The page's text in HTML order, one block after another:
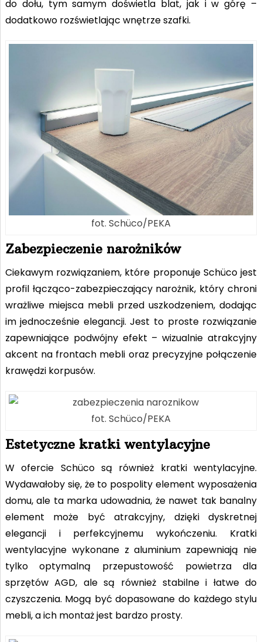
do dołu, tym samym doświetla blat, jak i w górę –
dodatkowo rozświetlając wnętrze szafki.
fot. Schüco/PEKA
Zabezpieczenie narożników
Ciekawym rozwiązaniem, które proponuje Schüco jest
profil łącząco-zabezpieczający narożnik, który chroni
wrażliwe miejsca mebli przed uszkodzeniem, dodając
im jednocześnie elegancji. Jest to proste rozwiązanie
zapewniające podwójny efekt – wizualnie atrakcyjny
akcent na frontach mebli oraz precyzyjne połączenie
krawędzi korpusów.
fot. Schüco/PEKA
Estetyczne kratki wentylacyjne
W ofercie Schüco są również kratki wentylacyjne.
Wydawałoby się, że to pospolity element wyposażenia
domu, ale ta marka udowadnia, że nawet tak banalny
element może być atrakcyjny, dzięki dyskretnej
elegancji i perfekcyjnemu wykończeniu. Kratki
wentylacyjne wykonane z aluminium zapewniają nie
tylko optymalną przepustowość powietrza dla
sprzętów AGD, ale są również stabilne i łatwe do
czyszczenia. Mogą być dopasowane do każdego stylu
mebli, a ich montaż jest bardzo prosty.